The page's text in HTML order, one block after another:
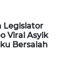
Legislator
Viral Asyik
Bersalah